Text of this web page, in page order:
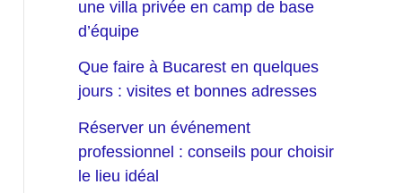
une villa privée en camp de base
d’équipe
Que faire à Bucarest en quelques
jours : visites et bonnes adresses
Réserver un événement
professionnel : conseils pour choisir
le lieu idéal